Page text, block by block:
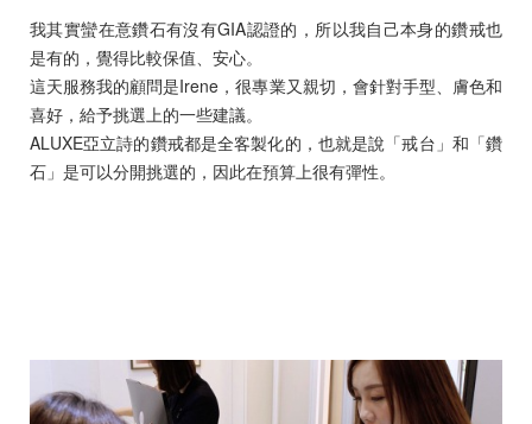
我其實蠻在意鑽石有沒有GIA認證的，所以我自己本身的鑽戒也
是有的，覺得比較保值、安心。
這天服務我的顧問是Irene，很專業又親切，會針對手型、膚色和
喜好，給予挑選上的一些建議。
ALUXE亞立詩的鑽戒都是全客製化的，也就是說「戒台」和「鑽
石」是可以分開挑選的，因此在預算上很有彈性。